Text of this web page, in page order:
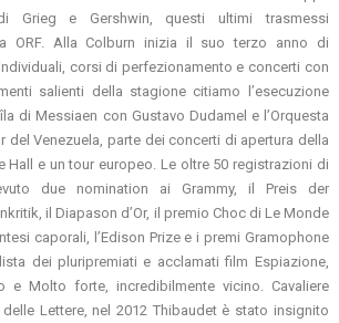
Grieg e Gershwin, questi ultimi trasmessi
ORF. Alla Colburn inizia il suo terzo anno di
corsi di perfezionamento e concerti con
salienti della stagione citiamo l’esecuzione
di Messiaen con Gustavo Dudamel e l’Orquesta
del Venezuela, parte dei concerti di apertura della
Hall e un tour europeo. Le oltre 50 registrazioni di
due nomination ai Grammy, il Preis der
il Diapason d’Or, il premio Choc di Le Monde
caporali, l’Edison Prize e i premi Gramophone
dei pluripremiati e acclamati film Espiazione,
e Molto forte, incredibilmente vicino. Cavaliere
delle Lettere, nel 2012 Thibaudet è stato insignito